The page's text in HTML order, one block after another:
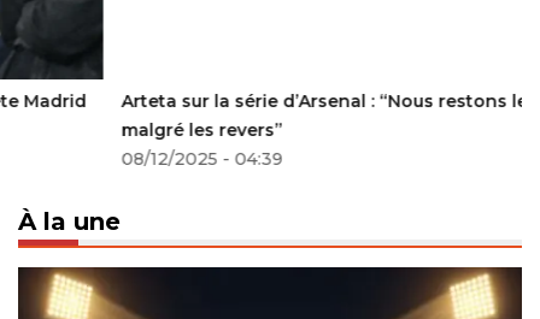
Arteta sur la série d’Arsenal : “Nous restons leaders
malgré les revers”
08/12/2025 - 04:39
À la une